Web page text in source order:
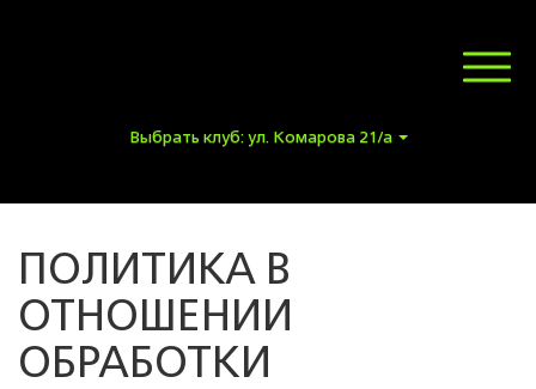
Выбрать клуб: ул. Комарова 21/а
ПОЛИТИКА В
ОТНОШЕНИИ
ОБРАБОТКИ